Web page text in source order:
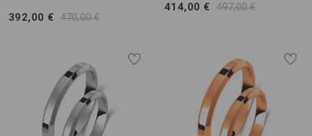
392,00 € 470,00 €
414,00 € 497,00 €